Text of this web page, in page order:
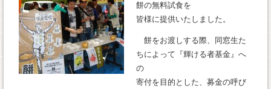
餅の無料試食を
皆様に提供いたしました。
餅をお渡しする際、同窓生た
ちによって『輝ける者基金』へ
の
寄付を目的とした、募金の呼び